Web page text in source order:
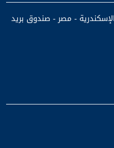
- مصر - صندوق بريد